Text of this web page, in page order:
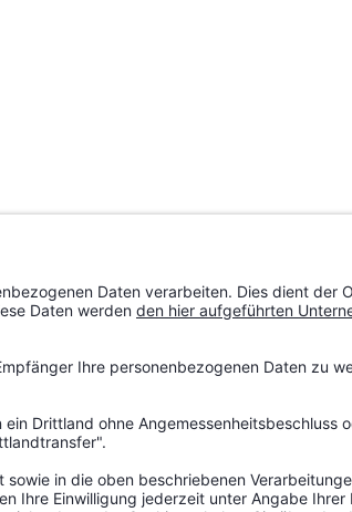
ElektroG finden Sie auf den Seiten
nicht verpflichtet und nicht bereit.